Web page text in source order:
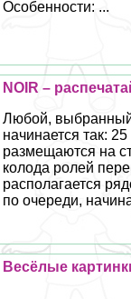
Особенности: ...
NOIR –
Любой, выбранный
начинается так:
размещаются на
колода ролей
располагается
по очереди,
Весёлые